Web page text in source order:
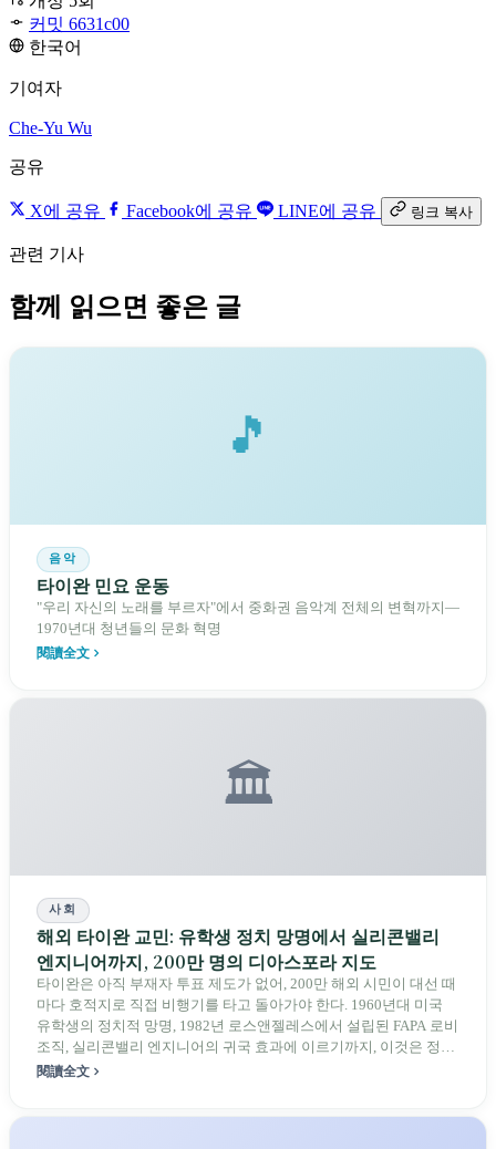
커밋 6631c00
한국어
기여자
Che-Yu Wu
공유
X에 공유 Facebook에 공유 LINE에 공유 링크 복사
관련 기사
함께 읽으면 좋은 글
🎵
음악
타이완 민요 운동
"우리 자신의 노래를 부르자"에서 중화권 음악계 전체의 변혁까지—
1970년대 청년들의 문화 혁명
閱讀全文
🏛️
사회
해외 타이완 교민: 유학생 정치 망명에서 실리콘밸리
엔지니어까지, 200만 명의 디아스포라 지도
타이완은 아직 부재자 투표 제도가 없어, 200만 해외 시민이 대선 때
마다 호적지로 직접 비행기를 타고 돌아가야 한다. 1960년대 미국
유학생의 정치적 망명, 1982년 로스앤젤레스에서 설립된 FAPA 로비
조직, 실리콘밸리 엔지니어의 귀국 효과에 이르기까지, 이것은 정체
성과 행동력에 관한 디아스포라의 이야기이다.
閱讀全文